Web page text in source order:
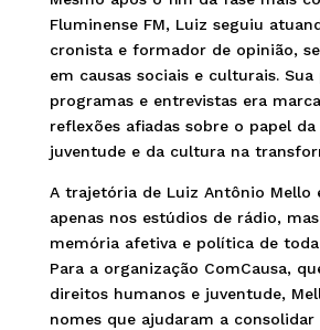
Fluminense FM, Luiz seguiu
cronista e formador de opinião,
em causas sociais e culturais. Sua
programas e entrevistas era
reflexões afiadas sobre o papel
juventude e da cultura na
A trajetória de Luiz Antônio Mello
apenas nos estúdios de rádio,
memória afetiva e política de
Para a organização ComCausa,
direitos humanos e juventude,
nomes que ajudaram a